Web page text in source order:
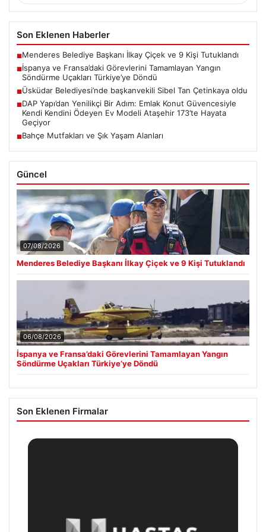
Son Eklenen Haberler
■Menderes Belediye Başkanı İlkay Çiçek ve 9 Kişi Tutuklandı
■İspanya ve Fransa’daki Görevlerini Tamamlayan Yangın
Söndürme Uçakları Türkiye’ye Döndü
■Üsküdar Belediyesi’nde başkanvekili Sibel Tan Çetinkaya oldu
■DAP Yapı’dan Yenilikçi Bir Adım: Emlak Konut Güvencesiyle
Kendi Kendini Ödeyen Ev Modeli Ataşehir 173’te Hayata
Geçiyor
■Bahçe Mutfakları ve Şık Yaşam Alanları
Güncel
07/08/2026
Menderes Belediye Başkanı İlkay Çiçek ve 9 Kişi Tutuklandı
06/08/2026
İspanya ve Fransa’daki Görevlerini Tamamlayan Yangın
Söndürme Uçakları Türkiye’ye Döndü
Son Eklenen Firmalar